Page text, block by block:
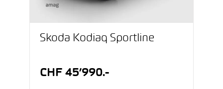
Škoda Kodiaq Sportline
CHF 45’990.-